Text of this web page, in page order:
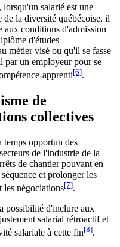
lorsqu'un salarié est une
de la diversité québécoise, il
aux conditions d'admission
d'études
métier visé ou qu'il se fasse
par un employeur pour se
apprenti[6].
de
collectives
opportun des
de l'industrie de la
de chantier pouvant en
et prolonger les
les négociations[7].
possibilité d'inclure aux
salarial rétroactif et
salariale à cette fin[8].